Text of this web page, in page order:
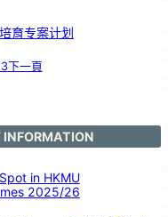
育专案计划
下一頁
INFORMATION
in HKMU
2025/26